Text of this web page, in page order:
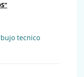
tecnico